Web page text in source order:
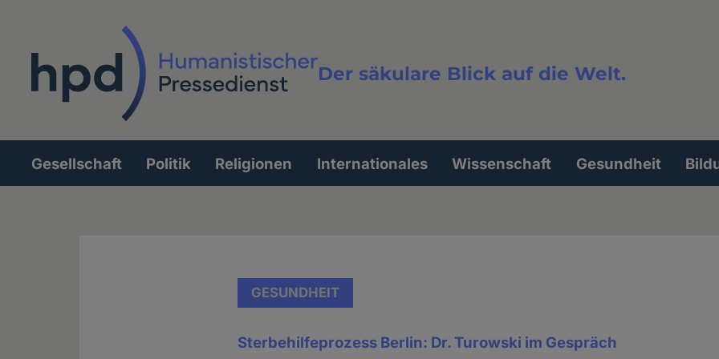
Der säkulare Blick auf die Welt.
Volltextsuche
Hauptnavigation
Gesellschaft Politik Religionen Internationales Wissenschaft Gesundheit
GESUNDHEIT
Sterbehilfeprozess Berlin: Dr. Turowski im Gespräch